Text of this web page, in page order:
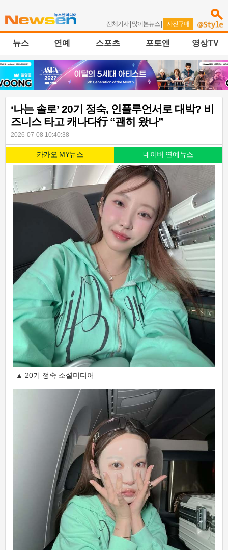
전체기사| 많이본뉴스 | 사진구매
뉴스 연예 스포츠 포토엔 영상TV
‘나는 솔로’ 20기 정숙, 인플루언서로 대박? 비
즈니스 타고 캐나다行 “괜히 왔나”
2026-07-08 10:40:38
카카오 MY뉴스 네이버 연예뉴스
▲ 20기 정숙 소셜미디어